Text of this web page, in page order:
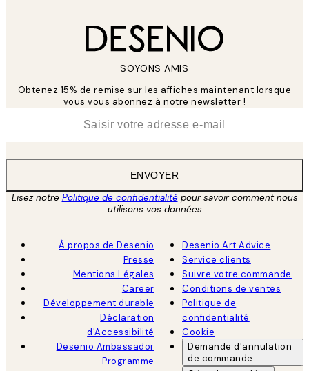
SOYONS AMIS
Obtenez 15% de remise sur les affiches maintenant lorsque
vous vous abonnez à notre newsletter !
ENVOYER
Lisez notre Politique de confidentialitépour savoir comment nous
utilisons vos données
À propos de Desenio
Presse
Mentions Légales
Career
Développement durable
Déclaration
d'Accessibilité
Desenio Ambassador
Programme
Desenio Art Advice
Service clients
Suivre votre commande
Conditions de ventes
Politique de
confidentialité
Cookie
Demande d'annulation
de commande